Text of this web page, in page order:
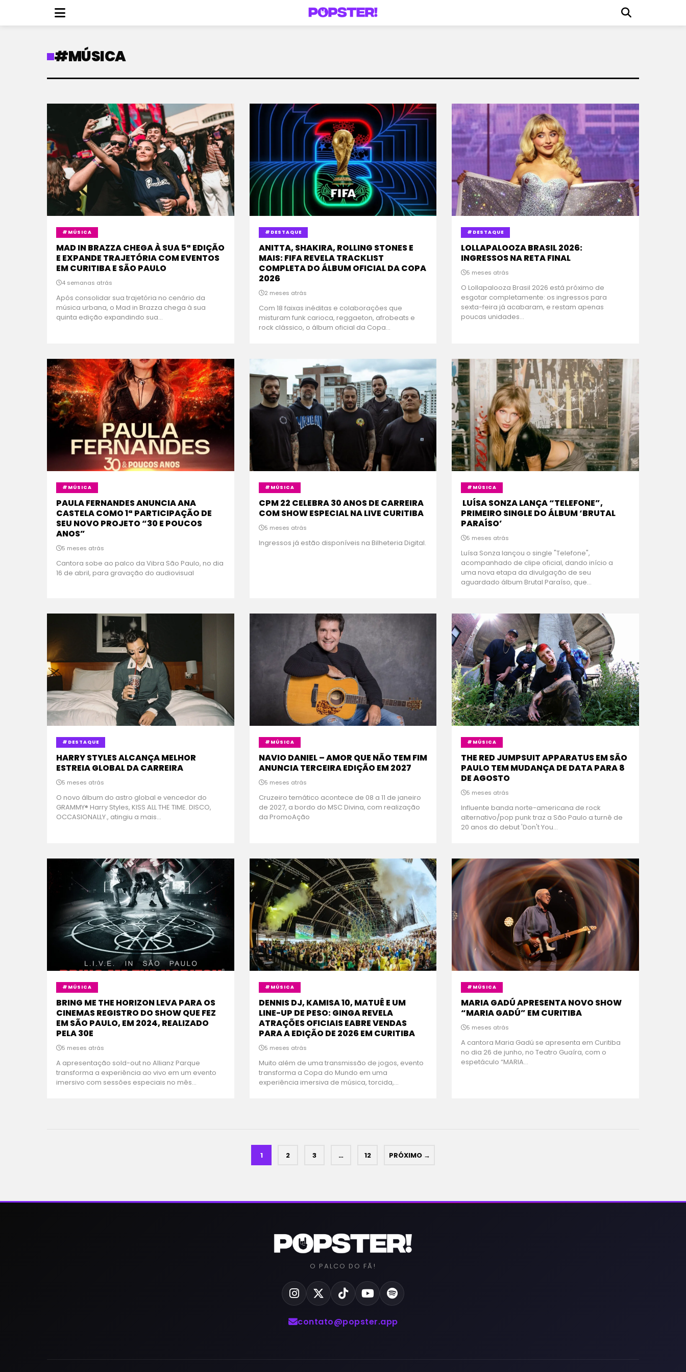
#MÚSICA
#MÚSICA
MAD IN BRAZZA CHEGA À SUA 5ª EDIÇÃO
E EXPANDE TRAJETÓRIA COM EVENTOS
EM CURITIBA E SÃO PAULO
4 semanas atrás
Após consolidar sua trajetória no cenário da
música urbana, o Mad in Brazza chega à sua
quinta edição expandindo sua...
#DESTAQUE
ANITTA, SHAKIRA, ROLLING STONES E
MAIS: FIFA REVELA TRACKLIST
COMPLETA DO ÁLBUM OFICIAL DA COPA
2026
2 meses atrás
Com 18 faixas inéditas e colaborações que
misturam funk carioca, reggaeton, afrobeats e
rock clássico, o álbum oficial da Copa...
#DESTAQUE
LOLLAPALOOZA BRASIL 2026:
INGRESSOS NA RETA FINAL
5 meses atrás
O Lollapalooza Brasil 2026 está próximo de
esgotar completamente: os ingressos para
sexta-feira já acabaram, e restam apenas
poucas unidades...
#MÚSICA
PAULA FERNANDES ANUNCIA ANA
CASTELA COMO 1ª PARTICIPAÇÃO DE
SEU NOVO PROJETO “30 E POUCOS
ANOS”
5 meses atrás
Cantora sobe ao palco da Vibra São Paulo, no dia
16 de abril, para gravação do audiovisual
#MÚSICA
CPM 22 CELEBRA 30 ANOS DE CARREIRA
COM SHOW ESPECIAL NA LIVE CURITIBA
5 meses atrás
Ingressos já estão disponíveis na Bilheteria Digital.
#MÚSICA
LUÍSA SONZA LANÇA “TELEFONE”,
PRIMEIRO SINGLE DO ÁLBUM ‘BRUTAL
PARAÍSO’
5 meses atrás
Luísa Sonza lançou o single "Telefone",
acompanhado de clipe oficial, dando início a
uma nova etapa da divulgação de seu
aguardado álbum Brutal Paraíso, que...
#DESTAQUE
HARRY STYLES ALCANÇA MELHOR
ESTREIA GLOBAL DA CARREIRA
5 meses atrás
O novo álbum do astro global e vencedor do
GRAMMY® Harry Styles, KISS ALL THE TIME. DISCO,
OCCASIONALLY., atingiu a mais...
#MÚSICA
NAVIO DANIEL – AMOR QUE NÃO TEM FIM
ANUNCIA TERCEIRA EDIÇÃO EM 2027
5 meses atrás
Cruzeiro temático acontece de 08 a 11 de janeiro
de 2027, a bordo do MSC Divina, com realização
da PromoAção
#MÚSICA
THE RED JUMPSUIT APPARATUS EM SÃO
PAULO TEM MUDANÇA DE DATA PARA 8
DE AGOSTO
5 meses atrás
Influente banda norte-americana de rock
alternativo/pop punk traz a São Paulo a turnê de
20 anos do debut 'Don't You...
#MÚSICA
BRING ME THE HORIZON LEVA PARA OS
CINEMAS REGISTRO DO SHOW QUE FEZ
EM SÃO PAULO, EM 2024, REALIZADO
PELA 30E
5 meses atrás
A apresentação sold-out no Allianz Parque
transforma a experiência ao vivo em um evento
imersivo com sessões especiais no mês...
#MÚSICA
DENNIS DJ, KAMISA 10, MATUÊ E UM
LINE-UP DE PESO: GINGA REVELA
ATRAÇÕES OFICIAIS EABRE VENDAS
PARA A EDIÇÃO DE 2026 EM CURITIBA
5 meses atrás
Muito além de uma transmissão de jogos, evento
transforma a Copa do Mundo em uma
experiência imersiva de música, torcida,...
#MÚSICA
MARIA GADÚ APRESENTA NOVO SHOW
“MARIA GADÚ” EM CURITIBA
5 meses atrás
A cantora Maria Gadú se apresenta em Curitiba
no dia 26 de junho, no Teatro Guaíra, com o
espetáculo “MARIA...
1 2 3 … 12 PRÓXIMO →
O PALCO DO FÃ!
contato@popster.app